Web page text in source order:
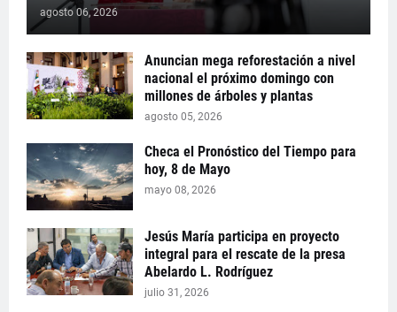
agosto 06, 2026
Anuncian mega reforestación a nivel
nacional el próximo domingo con
millones de árboles y plantas
agosto 05, 2026
Checa el Pronóstico del Tiempo para
hoy, 8 de Mayo
mayo 08, 2026
Jesús María participa en proyecto
integral para el rescate de la presa
Abelardo L. Rodríguez
julio 31, 2026